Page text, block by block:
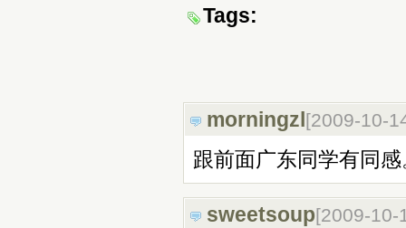
Tags:
morningzl [2009-10-
跟前面广东同学有同
sweetsoup[2009-10-